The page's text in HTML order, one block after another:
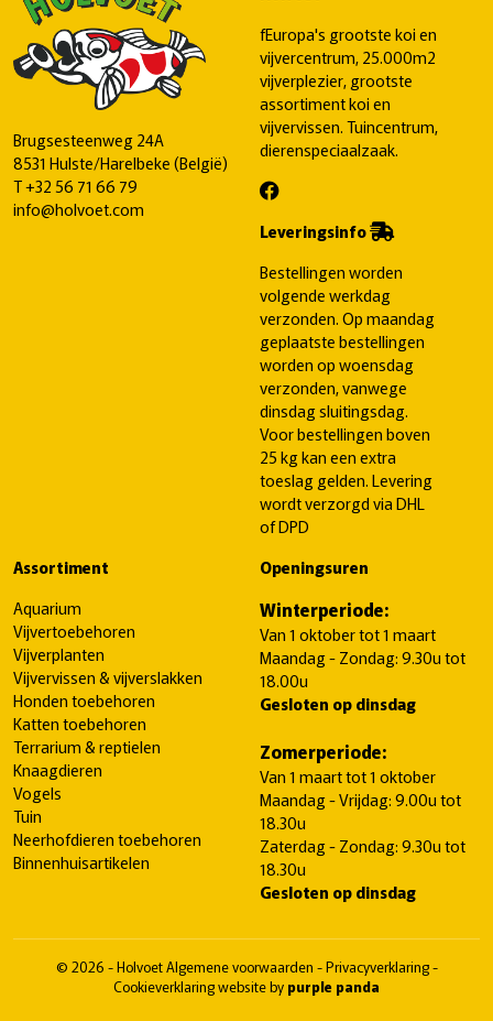
Brugsesteenweg 24A
8531 Hulste/Harelbeke (België)
T+32 56 71 66 79
info@holvoet.com
fEuropa's grootste koi en
vijvercentrum, 25.000m2
vijverplezier, grootste
assortiment koi en
vijvervissen. Tuincentrum,
dierenspeciaalzaak.
Leveringsinfo
Bestellingen worden
volgende werkdag
verzonden. Op maandag
geplaatste bestellingen
worden op woensdag
verzonden, vanwege
dinsdag sluitingsdag.
Voor bestellingen boven
25 kg kan een extra
toeslag gelden. Levering
wordt verzorgd via DHL
of DPD
Assortiment
Aquarium
Vijvertoebehoren
Vijverplanten
Vijvervissen & vijverslakken
Honden toebehoren
Katten toebehoren
Terrarium & reptielen
Knaagdieren
Vogels
Tuin
Neerhofdieren toebehoren
Binnenhuisartikelen
Openingsuren
Winterperiode:
Van 1 oktober tot 1 maart
Maandag - Zondag: 9.30u tot
18.00u
Gesloten op dinsdag
Zomerperiode:
Van 1 maart tot 1 oktober
Maandag - Vrijdag: 9.00u tot
18.30u
Zaterdag - Zondag: 9.30u tot
18.30u
Gesloten op dinsdag
© 2026 - HolvoetAlgemene voorwaarden -Privacyverklaring-
Cookieverklaringwebsite by purple panda